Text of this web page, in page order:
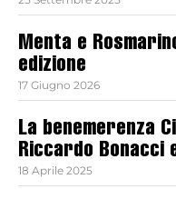
Menta e
edizione
17 Giugno 2026
La benemerenza
Riccardo Bonacci
18 Aprile 2025